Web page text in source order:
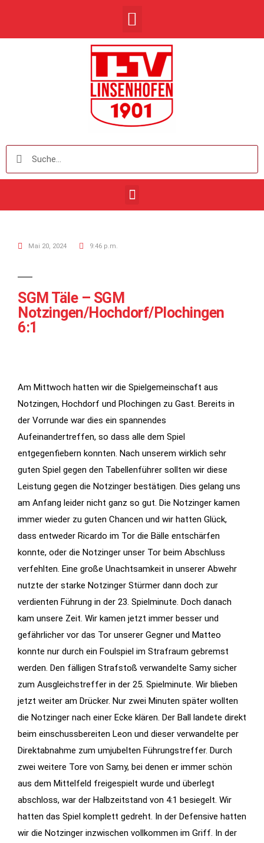
Mai 20, 2024 9:46 p.m.
SGM Täle – SGM
Notzingen/Hochdorf/Plochingen
6:1
Am Mittwoch hatten wir die Spielgemeinschaft aus
Notzingen, Hochdorf und Plochingen zu Gast. Bereits in
der Vorrunde war dies ein spannendes
Aufeinandertreffen, so dass alle dem Spiel
entgegenfiebern konnten. Nach unserem wirklich sehr
guten Spiel gegen den Tabellenführer sollten wir diese
Leistung gegen die Notzinger bestätigen. Dies gelang uns
am Anfang leider nicht ganz so gut. Die Notzinger kamen
immer wieder zu guten Chancen und wir hatten Glück,
dass entweder Ricardo im Tor die Bälle entschärfen
konnte, oder die Notzinger unser Tor beim Abschluss
verfehlten. Eine große Unachtsamkeit in unserer Abwehr
nutzte der starke Notzinger Stürmer dann doch zur
verdienten Führung in der 23. Spielminute. Doch danach
kam unsere Zeit. Wir kamen jetzt immer besser und
gefährlicher vor das Tor unserer Gegner und Matteo
konnte nur durch ein Foulspiel im Strafraum gebremst
werden. Den fälligen Strafstoß verwandelte Samy sicher
zum Ausgleichstreffer in der 25. Spielminute. Wir blieben
jetzt weiter am Drücker. Nur zwei Minuten später wollten
die Notzinger nach einer Ecke klären. Der Ball landete direkt
beim einschussbereiten Leon und dieser verwandelte per
Direktabnahme zum umjubelten Führungstreffer. Durch
zwei weitere Tore von Samy, bei denen er immer schön
aus dem Mittelfeld freigespielt wurde und überlegt
abschloss, war der Halbzeitstand von 4:1 besiegelt. Wir
hatten das Spiel komplett gedreht. In der Defensive hatten
wir die Notzinger inzwischen vollkommen im Griff. In der
Notwendig
Diese
Cookies
werden für
die
Funktionalität
der Website
benötigt.
Statistiken
Diese Cookies
geben uns
Informationen,
wie die
Website
genutzt wird,
uns somit
beim
verbessern
der Website.
Funktionen
Wird für
Features der
Seite
benötigt!